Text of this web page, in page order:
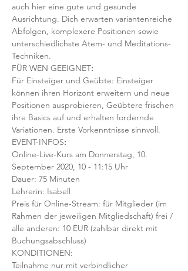
auch hier eine gute und gesunde
Ausrichtung. Dich erwarten variantenreiche
Abfolgen, komplexere Positionen sowie
unterschiedlichste Atem- und Meditations-
Techniken.
FÜR WEN GEEIGNET:
Für Einsteiger und Geübte: Einsteiger
können ihren Horizont erweitern und neue
Positionen ausprobieren, Geübtere frischen
ihre Basics auf und erhalten fordernde
Variationen. Erste Vorkenntnisse sinnvoll.
EVENT-INFOS:
Online-Live-Kurs am Donnerstag, 10.
September 2020, 10 - 11:15 Uhr
Dauer: 75 Minuten
Lehrerin: Isabell
Preis für Online-Stream: für Mitglieder (im
Rahmen der jeweiligen Mitgliedschaft) frei /
alle anderen: 10 EUR (zahlbar direkt mit
Buchungsabschluss)
KONDITIONEN:
Teilnahme nur mit verbindlicher